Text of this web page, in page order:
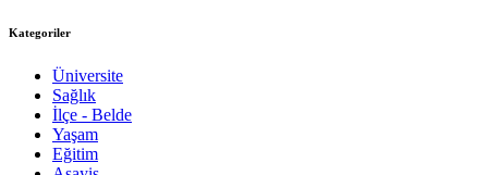
Kategoriler
Üniversite
Sağlık
İlçe - Belde
Yaşam
Eğitim